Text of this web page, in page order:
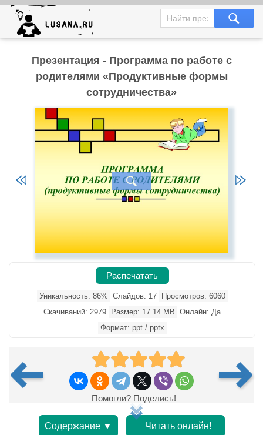
Презентация - Программа по работе с
родителями «Продуктивные формы
сотрудничества»
Распечатать
Уникальность: 86% Слайдов: 17
Просмотров: 6060
Скачиваний: 2979
Размер: 17.14 MB Онлайн: Да
Формат: ppt / pptx
Помогли? Поделись!
Содержание ▼ Читать онлайн!